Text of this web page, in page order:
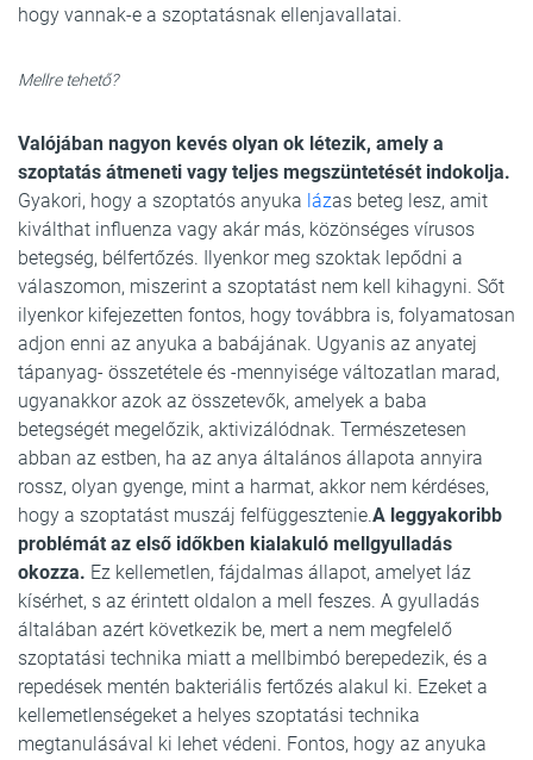
hogy vannak-e a szoptatásnak ellenjavallatai.
Mellre tehető?
Valójában nagyon kevés olyan ok létezik, amely a
szoptatás átmeneti vagy teljes megszüntetését indokolja.
Gyakori, hogy a szoptatós anyuka lázas beteg lesz, amit
kiválthat influenza vagy akár más, közönséges vírusos
betegség, bélfertőzés. Ilyenkor meg szoktak lepődni a
válaszomon, miszerint a szoptatást nem kell kihagyni. Sőt
ilyenkor kifejezetten fontos, hogy továbbra is, folyamatosan
adjon enni az anyuka a babájának. Ugyanis az anyatej
tápanyag- összetétele és -mennyisége változatlan marad,
ugyanakkor azok az összetevők, amelyek a baba
betegségét megelőzik, aktivizálódnak. Természetesen
abban az estben, ha az anya általános állapota annyira
rossz, olyan gyenge, mint a harmat, akkor nem kérdéses,
hogy a szoptatást muszáj felfüggesztenie.A leggyakoribb
problémát az első időkben kialakuló mellgyulladás
okozza. Ez kellemetlen, fájdalmas állapot, amelyet láz
kísérhet, s az érintett oldalon a mell feszes. A gyulladás
általában azért következik be, mert a nem megfelelő
szoptatási technika miatt a mellbimbó berepedezik, és a
repedések mentén bakteriális fertőzés alakul ki. Ezeket a
kellemetlenségeket a helyes szoptatási technika
megtanulásával ki lehet védeni. Fontos, hogy az anyuka